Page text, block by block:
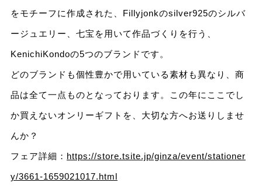
をモチーフに作成された、Fillyjonkのsilver925のシルバ
ージュエリー、七宝を用いて作品づくりを行う、
KenichiKondoの5つのブランドです。
どのブランドも個性豊かで用いている素材も異なり、商
品は全て一点ものとなっております。この年にここでし
か買えないオンリーギフトを、大切な方へお送りしませ
んか？
フェア詳細： https://store.tsite.jp/ginza/event/stationer
y/3661-1659021017.html